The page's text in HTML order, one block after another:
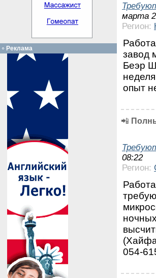
марта
Регион:
завод
Беэр
опыт
📲
08:22
Регион:
054-
Реклама